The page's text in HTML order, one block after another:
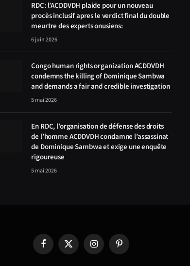
RDC: l’ACDDVDH plaide pour un nouveau
procès inclusif apres le verdict final du double
meurtre des experts onusiens:
6 juin 2026
Congo human rights organization ACDDVDH
condemns the killing of Dominique Sambwa
and demands a fair and credible investigation
5 mai 2026
En RDC, l’organisation de défense des droits
de l’homme ACDDVDH condamne l’assassinat
de Dominique Sambwa et exige une enquête
rigoureuse
5 mai 2026
FacebookX
(Twitter)
InstagramPinterest